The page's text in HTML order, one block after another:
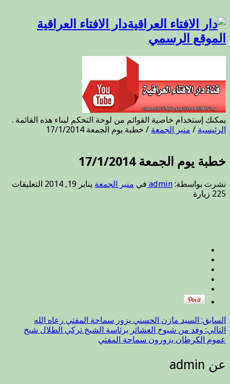
دار الافتاء العراقية
الموقع الرسمي
يمكنك إستخدام خاصية القوائم من لوحة التحكم لبناء هذه القائمة .
الرئيسية / منبر الجمعة / خطبة يوم الجمعة 17/1/2014
خطبة يوم الجمعة 17/1/2014
نشرت بواسطة: admin في منبر الجمعة يناير 19, 2014 التعليقات
225 زيارة
السابق: السيد مازن الحسني يزور سماحة المفتي رعاه الله
التالي: وفد من شيوخ العشائر برئاسة الشيخ تركي الطلال شيخ
عموم الكرطان يزورون سماحة المفتي
عن admin